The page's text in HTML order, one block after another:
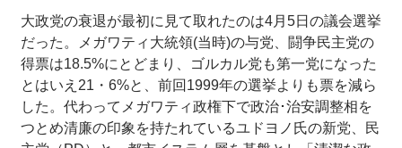
大政党の衰退が最初に見て取れたのは4月5日の議会選挙
だった。メガワティ大統領(当時)の与党、闘争民主党の
得票は18.5%にとどまり、ゴルカル党も第一党になった
とはいえ21・6%と、前回1999年の選挙よりも票を減ら
した。代わってメガワティ政権下で政治･治安調整相を
つとめ清廉の印象を持たれているユドヨノ氏の新党、民